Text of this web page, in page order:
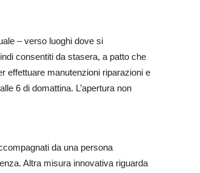
– verso luoghi dove si
consentiti da stasera, a patto che
effettuare manutenzioni riparazioni e
6 di domattina. L’apertura non
da una persona
Altra misura innovativa riguarda